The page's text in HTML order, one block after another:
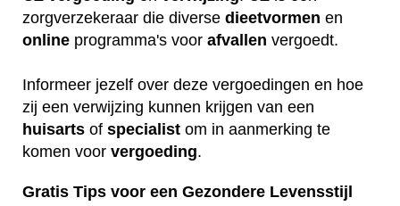
zorgverzekeraar die diverse dieetvormen en
online programma's voor afvallen vergoedt.
Informeer jezelf over deze vergoedingen en hoe
zij een verwijzing kunnen krijgen van een
huisarts of specialist om in aanmerking te
komen voor vergoeding.
Gratis Tips voor een Gezondere Levensstijl